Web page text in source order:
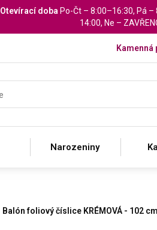
Otevírací doba Po-Čt – 8:00–16:30, Pá
14:00, Ne –
Narozeniny
Balón foliový číslice KRÉMOVÁ - 102